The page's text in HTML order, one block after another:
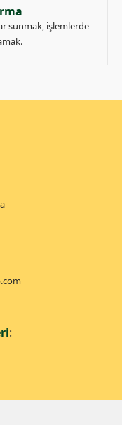
sunmak, işlemlerde
: